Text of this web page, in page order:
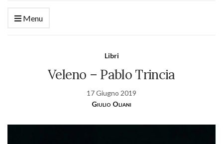
Menu
Libri
Veleno – Pablo Trincia
17 Giugno 2019
Giulio Oliani